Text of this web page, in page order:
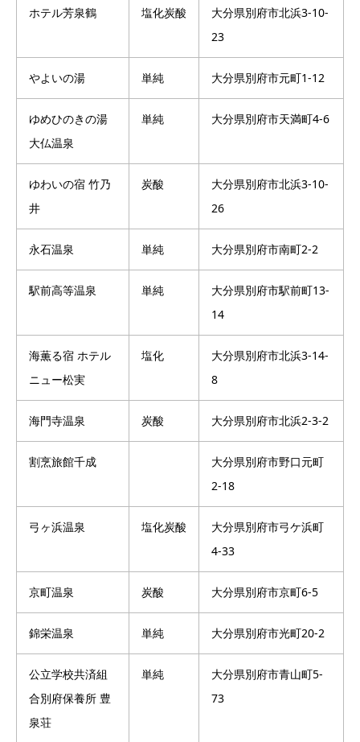
ホテル芳泉鶴 塩化炭酸
大分県別府市北浜3-10-
23
やよいの湯 単純 大分県別府市元町1-12
ゆめひのきの湯
大仏温泉
単純 大分県別府市天満町4-6
ゆわいの宿 竹乃
井
炭酸
大分県別府市北浜3-10-
26
永石温泉 単純 大分県別府市南町2-2
駅前高等温泉 単純
大分県別府市駅前町13-
14
海薫る宿 ホテル
ニュー松実
塩化
大分県別府市北浜3-14-
8
海門寺温泉 炭酸 大分県別府市北浜2-3-2
割烹旅館千成
大分県別府市野口元町
2-18
弓ヶ浜温泉 塩化炭酸
大分県別府市弓ケ浜町
4-33
京町温泉 炭酸 大分県別府市京町6-5
錦栄温泉 単純 大分県別府市光町20-2
公立学校共済組
合別府保養所 豊
泉荘
単純
大分県別府市青山町5-
73